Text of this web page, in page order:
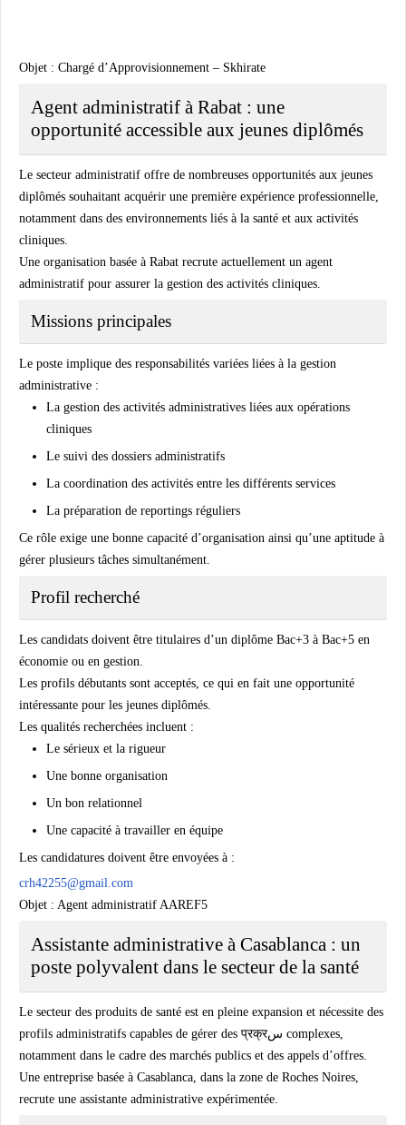
Objet : Chargé d’Approvisionnement – Skhirate
Agent administratif à Rabat : une
opportunité accessible aux jeunes diplômés
Le secteur administratif offre de nombreuses opportunités aux jeunes
diplômés souhaitant acquérir une première expérience professionnelle,
notamment dans des environnements liés à la santé et aux activités
cliniques.
Une organisation basée à Rabat recrute actuellement un agent
administratif pour assurer la gestion des activités cliniques.
Missions principales
Le poste implique des responsabilités variées liées à la gestion
administrative :
La gestion des activités administratives liées aux opérations
cliniques
Le suivi des dossiers administratifs
La coordination des activités entre les différents services
La préparation de reportings réguliers
Ce rôle exige une bonne capacité d’organisation ainsi qu’une aptitude à
gérer plusieurs tâches simultanément.
Profil recherché
Les candidats doivent être titulaires d’un diplôme Bac+3 à Bac+5 en
économie ou en gestion.
Les profils débutants sont acceptés, ce qui en fait une opportunité
intéressante pour les jeunes diplômés.
Les qualités recherchées incluent :
Le sérieux et la rigueur
Une bonne organisation
Un bon relationnel
Une capacité à travailler en équipe
Les candidatures doivent être envoyées à :
crh42255@gmail.com
Objet : Agent administratif AAREF5
Assistante administrative à Casablanca : un
poste polyvalent dans le secteur de la santé
Le secteur des produits de santé est en pleine expansion et nécessite des
profils administratifs capables de gérer des प्रक्रس complexes,
notamment dans le cadre des marchés publics et des appels d’offres.
Une entreprise basée à Casablanca, dans la zone de Roches Noires,
recrute une assistante administrative expérimentée.